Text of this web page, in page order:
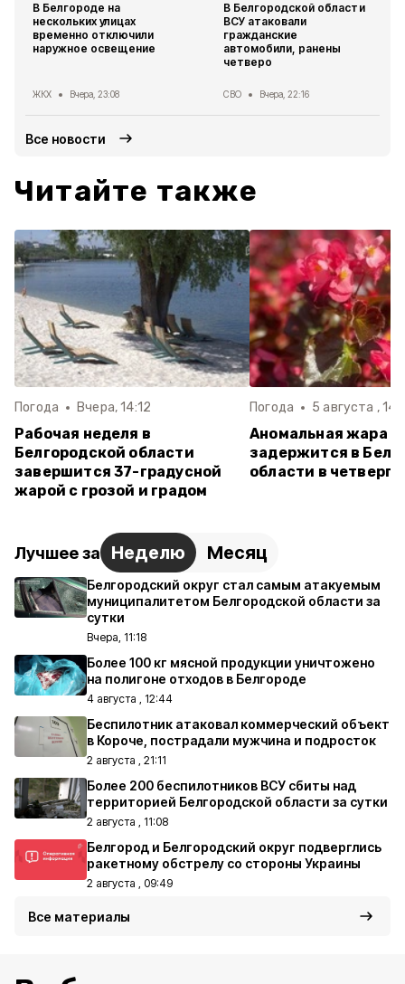
В Белгороде на
нескольких улицах
временно отключили
наружное освещение
ЖКХ Вчера, 23:08
В Белгородской области
ВСУ атаковали
гражданские
автомобили, ранены
четверо
СВО Вчера, 22:16
Все новости
Читайте также
Погода Вчера, 14:12
Рабочая неделя в
Белгородской области
завершится 37-градусной
жарой с грозой и градом
Погода 5 августа ,
Аномальная жара
задержится в
области в четверг
Лучшее за Неделю Месяц
Белгородский округ стал самым атакуемым
муниципалитетом Белгородской области за
сутки
Вчера, 11:18
Более 100 кг мясной продукции уничтожено
на полигоне отходов в Белгороде
4 августа , 12:44
Беспилотник атаковал коммерческий объект
в Короче, пострадали мужчина и подросток
2 августа , 21:11
Более 200 беспилотников ВСУ сбиты над
территорией Белгородской области за сутки
2 августа , 11:08
Белгород и Белгородский округ подверглись
ракетному обстрелу со стороны Украины
2 августа , 09:49
Все материалы